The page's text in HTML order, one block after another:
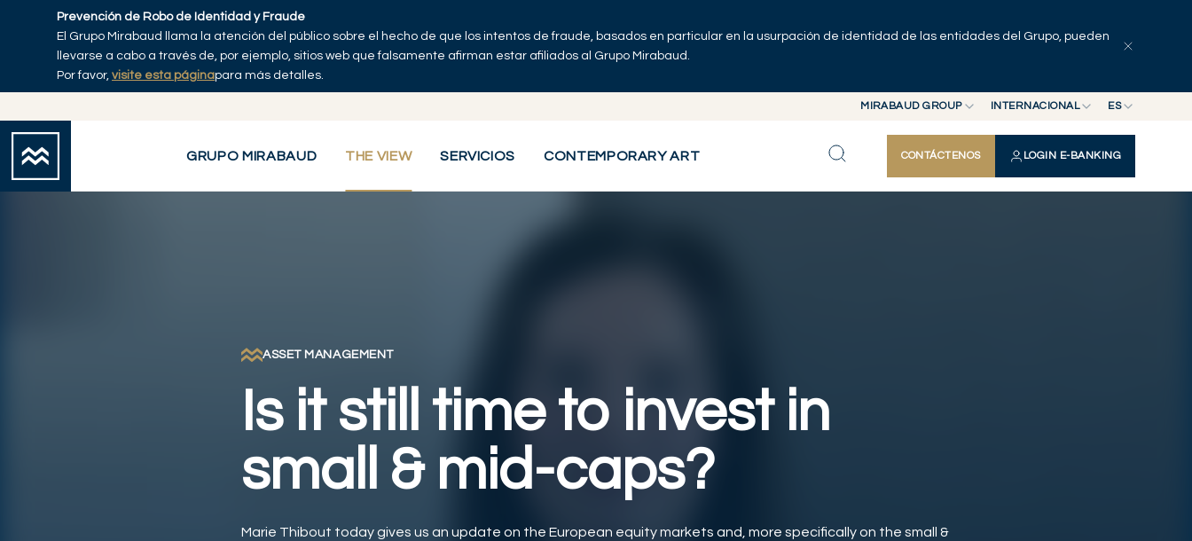
Skip to main content
Prevención de Robo de Identidad y Fraude
El Grupo Mirabaud llama la atención del público sobre el hecho de que los intentos de fraude, basados en particular en la usurpación de identidad de las entidades del Grupo, pueden
llevarse a cabo a través de, por ejemplo, sitios web que falsamente afirman estar afiliados al Grupo Mirabaud.
Por favor, visite esta páginapara más detalles.
MIRABAUD GROUP
MIRABAUD GROUP
MIRABAUD ASSET MANAGEMENT
INTERNACIONAL
INTERNACIONAL
SUIZA
ES
EN
FR
GRUPO MIRABAUD THE VIEW SERVICIOS CONTEMPORARY ART CONTÁCTENOS LOGIN E-BANKING
Inicio
Explorar artículos Serie Autores
ASSET MANAGEMENT
Is it still time to invest in
small & mid-caps?
Marie Thibout today gives us an update on the European equity markets and, more specifically on the small &